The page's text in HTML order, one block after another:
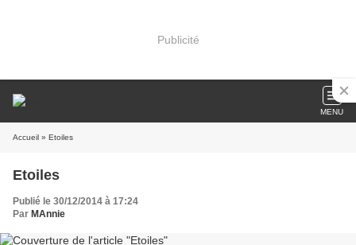
Publicité
MENU
Accueil » Etoiles
Etoiles
Publié le 30/12/2014 à 17:24
Par MAnnie